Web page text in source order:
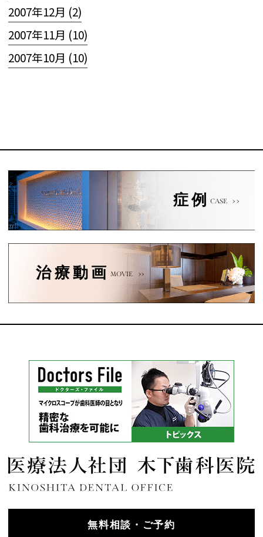
2007年12月 (2)
2007年11月 (10)
2007年10月 (10)
症例 CASE
治療動画 MOVIE
無料相談・ご予約